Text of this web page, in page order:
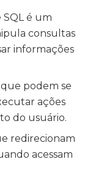
SQL é um
consultas
informações
podem se
ações
do usuário.
redirecionam
acessam